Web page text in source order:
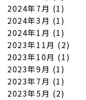
2024年7月 (1)
2024年3月 (1)
2024年1月 (1)
2023年11月 (2)
2023年10月 (1)
2023年9月 (1)
2023年7月 (1)
2023年5月 (2)